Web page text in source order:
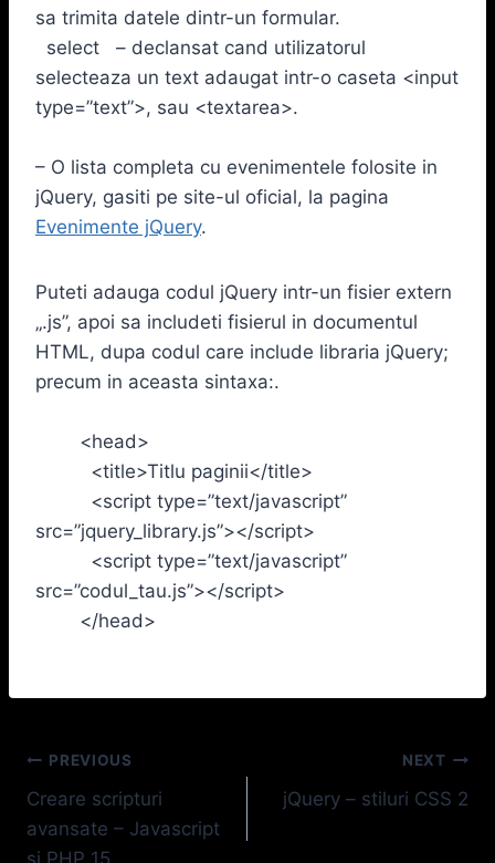
sa trimita datele dintr-un formular.
select – declansat cand utilizatorul
selecteaza un text adaugat intr-o caseta <input
type=”text”>, sau <textarea>.
– O lista completa cu evenimentele folosite in
jQuery, gasiti pe site-ul oficial, la pagina
Evenimente jQuery.
Puteti adauga codul jQuery intr-un fisier extern
„.js”, apoi sa includeti fisierul in documentul
HTML, dupa codul care include libraria jQuery;
precum in aceasta sintaxa:.
<head>
<title>Titlu paginii</title>
<script type=”text/javascript”
src=”jquery_library.js”></script>
<script type=”text/javascript”
src=”codul_tau.js”></script>
</head>
Navigare
în
PREVIOUS
Creare scripturi
avansate – Javascript
si PHP 15
NEXT
jQuery – stiluri CSS 2